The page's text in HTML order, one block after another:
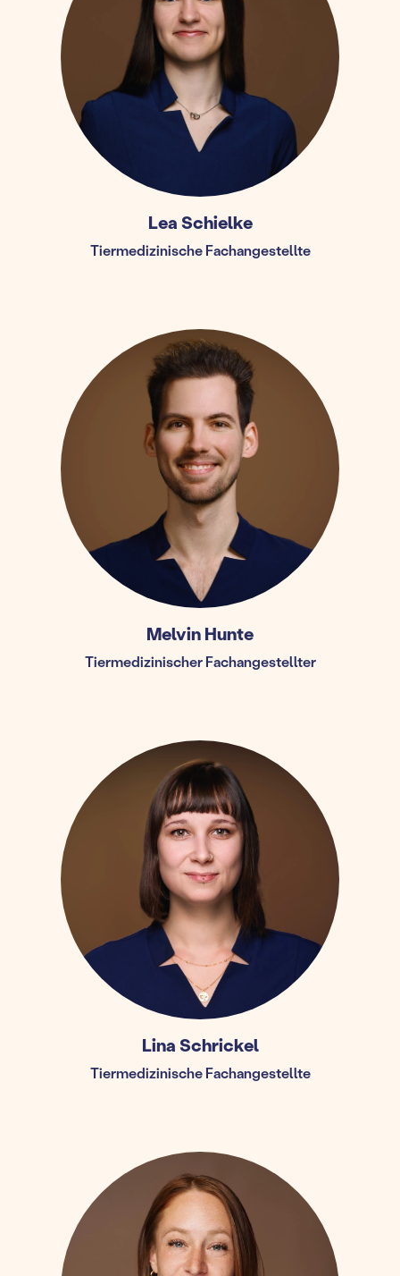
Lea Schielke
Tiermedizinische Fachangestellte
Melvin Hunte
Tiermedizinischer Fachangestellter
Lina Schrickel
Tiermedizinische Fachangestellte